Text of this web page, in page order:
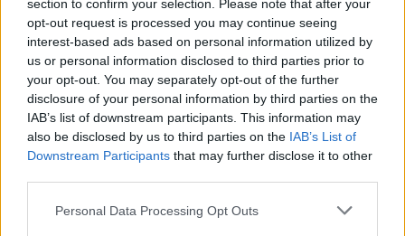
section to confirm your selection. Please note that after your
opt-out request is processed you may continue seeing
interest-based ads based on personal information utilized by
us or personal information disclosed to third parties prior to
your opt-out. You may separately opt-out of the further
disclosure of your personal information by third parties on the
IAB’s list of downstream participants. This information may
also be disclosed by us to third parties on the IAB’s List of
Downstream Participants that may further disclose it to other
Please note that this website/app uses one or more Google
Personal Data Processing Opt Outs
Σχόλια
Σχολίασε εδώ
Πυροσβεστικής σε δασική
έκταση με πεύκα, πριν την
είσοδο του χωριού
ελικοδρόμιο –
το ελικόπτερο τους
κάνουν μπάνιο